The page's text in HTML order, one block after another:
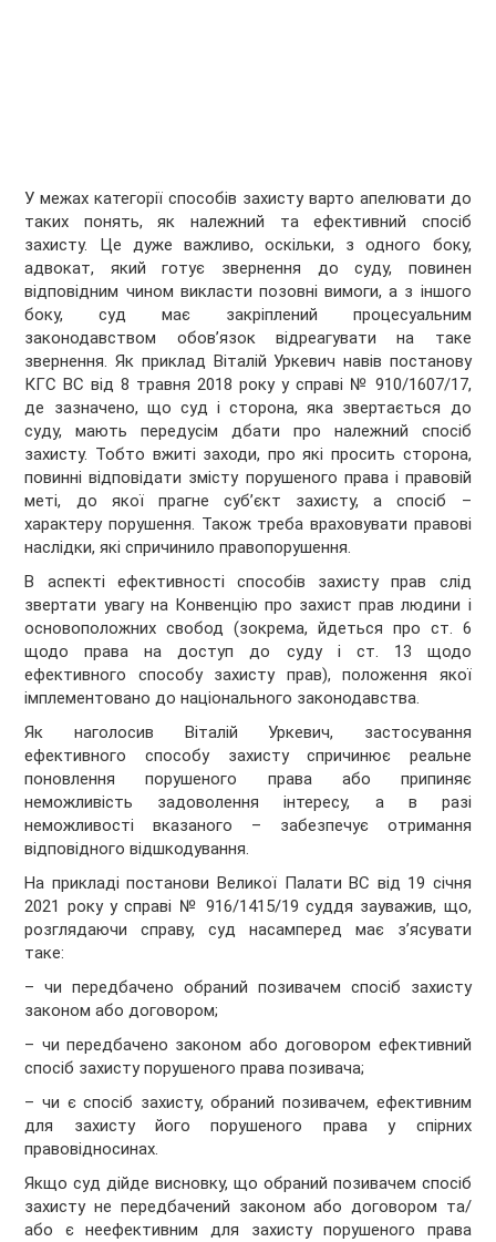
У межах категорії способів захисту варто апелювати до
таких понять, як належний та ефективний спосіб
захисту. Це дуже важливо, оскільки, з одного боку,
адвокат, який готує звернення до суду, повинен
відповідним чином викласти позовні вимоги, а з іншого
боку, суд має закріплений процесуальним
законодавством обов’язок відреагувати на таке
звернення. Як приклад Віталій Уркевич навів постанову
КГС ВС від 8 травня 2018 року у справі № 910/1607/17,
де зазначено, що суд і сторона, яка звертається до
суду, мають передусім дбати про належний спосіб
захисту. Тобто вжиті заходи, про які просить сторона,
повинні відповідати змісту порушеного права і правовій
меті, до якої прагне суб’єкт захисту, а спосіб –
характеру порушення. Також треба враховувати правові
наслідки, які спричинило правопорушення.
В аспекті ефективності способів захисту прав слід
звертати увагу на Конвенцію про захист прав людини і
основоположних свобод (зокрема, йдеться про ст. 6
щодо права на доступ до суду і ст. 13 щодо
ефективного способу захисту прав), положення якої
імплементовано до національного законодавства.
Як наголосив Віталій Уркевич, застосування
ефективного способу захисту спричинює реальне
поновлення порушеного права або припиняє
неможливість задоволення інтересу, а в разі
неможливості вказаного – забезпечує отримання
відповідного відшкодування.
На прикладі постанови Великої Палати ВС від 19 січня
2021 року у справі № 916/1415/19 суддя зауважив, що,
розглядаючи справу, суд насамперед має з’ясувати
таке:
– чи передбачено обраний позивачем спосіб захисту
законом або договором;
– чи передбачено законом або договором ефективний
спосіб захисту порушеного права позивача;
– чи є спосіб захисту, обраний позивачем, ефективним
для захисту його порушеного права у спірних
правовідносинах.
Якщо суд дійде висновку, що обраний позивачем спосіб
захисту не передбачений законом або договором та/
або є неефективним для захисту порушеного права